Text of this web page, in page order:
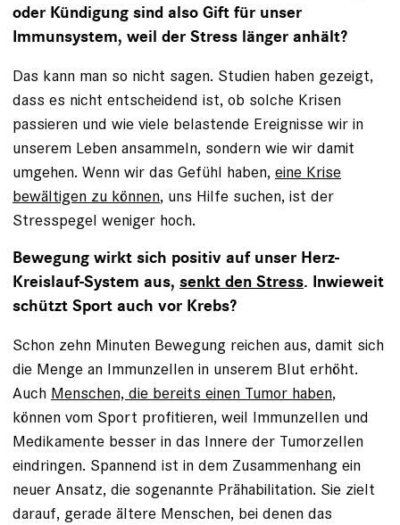
oder Kündigung sind also Gift für unser
Immunsystem, weil der Stress länger anhält?
Das kann man so nicht sagen. Studien haben gezeigt,
dass es nicht entscheidend ist, ob solche Krisen
passieren und wie viele belastende Ereignisse wir in
unserem Leben ansammeln, sondern wie wir damit
umgehen. Wenn wir das Gefühl haben, eine Krise
bewältigen zu können, uns Hilfe suchen, ist der
Stresspegel weniger hoch.
Bewegung wirkt sich positiv auf unser Herz-
Kreislauf-System aus, senkt den Stress. Inwieweit
schützt Sport auch vor Krebs?
Schon zehn Minuten Bewegung reichen aus, damit sich
die Menge an Immunzellen in unserem Blut erhöht.
Auch Menschen, die bereits einen Tumor haben,
können vom Sport profitieren, weil Immunzellen und
Medikamente besser in das Innere der Tumorzellen
eindringen. Spannend ist in dem Zusammenhang ein
neuer Ansatz, die sogenannte Prähabilitation. Sie zielt
darauf, gerade ältere Menschen, bei denen das